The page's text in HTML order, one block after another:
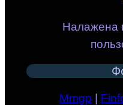
Налажена
Mmgp